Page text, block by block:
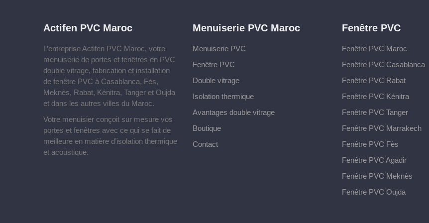
Actifen PVC Maroc
L’entreprise Actifen PVC Maroc, votre
menuiserie de portes et fenêtres en PVC
double vitrage, fabrication et installation
de fenêtre PVC à Casablanca, Fès,
Meknès, Rabat, Kénitra, Tanger et Oujda
et dans les autres villes du Maroc.
Votre menuisier conçoit sur mesure vos
portes et fenêtres avec ce qui se fait de
meilleure en matière d’isolation thermique
et acoustique.
Menuiserie PVC Maroc
Menuiserie PVC
Fenêtre PVC
Double vitrage
Isolation thermique
Avantages double vitrage
Boutique
Contact
Fenêtre PVC
Fenêtre PVC Maroc
Fenêtre PVC Casablanca
Fenêtre PVC Rabat
Fenêtre PVC Kénitra
Fenêtre PVC Tanger
Fenêtre PVC Marrakech
Fenêtre PVC Fès
Fenêtre PVC Agadir
Fenêtre PVC Meknès
Fenêtre PVC Oujda